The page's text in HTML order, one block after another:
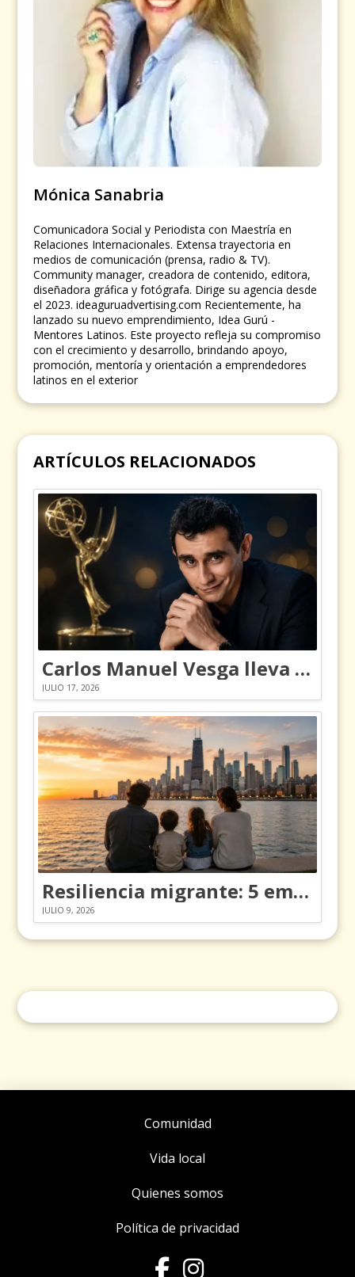
Mónica Sanabria
Comunicadora Social y Periodista con Maestría en
Relaciones Internacionales. Extensa trayectoria en
medios de comunicación (prensa, radio & TV).
Community manager, creadora de contenido, editora,
diseñadora gráfica y fotógrafa. Dirige su agencia desde
el 2023. ideaguruadvertising.com Recientemente, ha
lanzado su nuevo emprendimiento, Idea Gurú -
Mentores Latinos. Este proyecto refleja su compromiso
con el crecimiento y desarrollo, brindando apoyo,
promoción, mentoría y orientación a emprendedores
latinos en el exterior
ARTÍCULOS RELACIONADOS
Carlos Manuel Vesga lleva el nombre de Colombia a los Emmy
JULIO 17, 2026
Resiliencia migrante: 5 emociones y cómo gestionarlas
JULIO 9, 2026
Comunidad
Vida local
Quienes somos
Política de privacidad